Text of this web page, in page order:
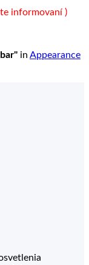
informovaní )
in Appearance